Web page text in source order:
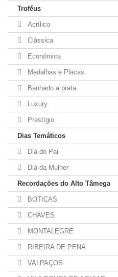
Troféus
Acrílico
Clássica
Económica
Medalhas e Placas
Banhado a prata
Luxury
Prestígio
Dias Temáticos
Dia do Pai
Dia da Mulher
Recordações do Alto Tâmega
BOTICAS
CHAVES
MONTALEGRE
RIBEIRA DE PENA
VALPAÇOS